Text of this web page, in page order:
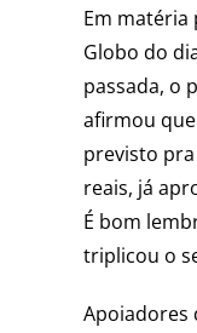
Em matéria
Globo do
passada, o
afirmou
previsto
reais, já
É bom
triplicou o
Apoiadores